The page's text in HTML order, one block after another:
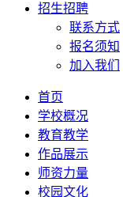
招生招聘
联系方式
报名须知
加入我们
首页
学校概况
教育教学
作品展示
师资力量
校园文化